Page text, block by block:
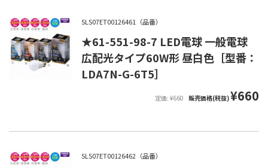
SLS07ET00126461（品番）
★61-551-98-7 LED電球 一般電球
広配光タイプ60W形 昼白色［型番：
LDA7N-G-6T5］
定価: ¥660 販売価格(税抜)¥660
SLS07ET00126462（品番）